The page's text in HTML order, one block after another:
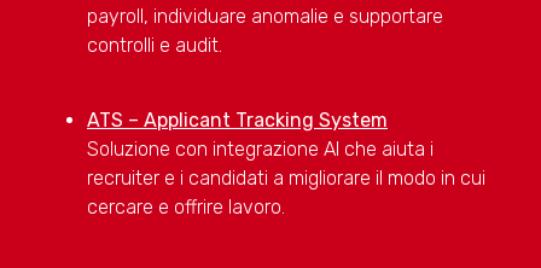
payroll, individuare anomalie e supportare
controlli e audit.
ATS – Applicant Tracking System
Soluzione con integrazione AI che aiuta i
recruiter e i candidati a migliorare il modo in cui
cercare e offrire lavoro.